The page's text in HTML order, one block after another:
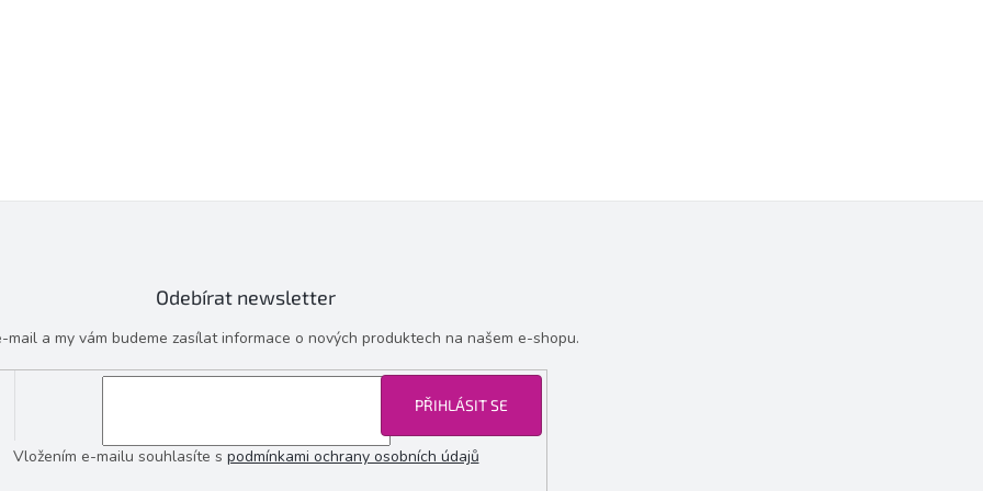
Odebírat newsletter
mail a my vám budeme zasílat informace o nových produktech na našem e-shopu.
Vložením e-mailu souhlasíte s podmínkami ochrany osobních údajů
PŘIHLÁSIT SE